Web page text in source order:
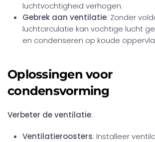
luchtvochtigheid verhogen.
Gebrek aan ventilatie: Zonder
luchtcirculatie kan vochtige lucht
en condenseren op koude
Oplossingen voor
condensvorming
Verbeter de ventilatie:
Ventilatieroosters: Installeer